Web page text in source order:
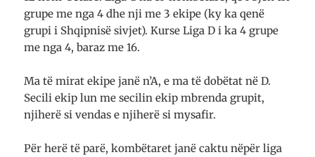
grupe me nga 4 dhe nji me 3 ekipe (ky ka qenë
grupi i Shqip­nisë sivjet). Kur­se Liga D i ka 4 grupe
me nga 4, baraz me 16.
Ma të mirat ekipe janë n’A, e ma të dobëtat në D.
Secili ekip lun me secilin ekip mbrenda grupit,
njiherë si vendas e njiherë si mysafir.
Për herë të parë, kombë­taret janë caktu nëpër liga